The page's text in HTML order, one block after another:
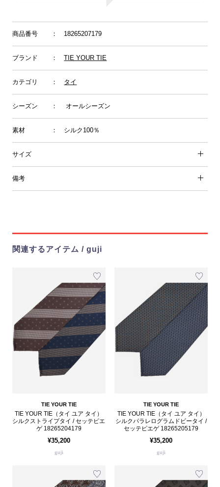
商品番号 ： 18265207179
ブランド ：TIE YOUR TIE
カテゴリ ： タイ
シーズン ： オールシーズン
素材 ： シルク100％
サイズ
備考
関連するアイテム / guji
TIE YOUR TIE
TIE YOUR TIE（タイ ユア タイ）
シルクストライプタイ / セッテピエ
ゲ 18265204179
¥35,200
guji
TIE YOUR TIE
TIE YOUR TIE（タイ ユア タイ）
シルクパラレログラムドビータイ /
セッテピエゲ 18265205179
¥35,200
guji